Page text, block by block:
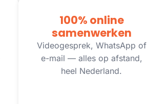
100% online
samenwerken
Videogesprek, WhatsApp of
e-mail — alles op afstand,
heel Nederland.